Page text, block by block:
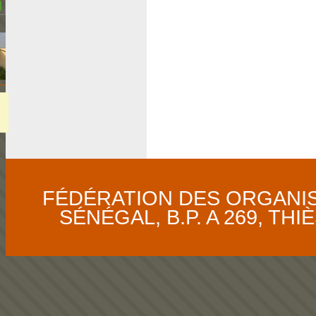
FÉDÉRATION DES
SÉNÉGAL, B.P. A 269,